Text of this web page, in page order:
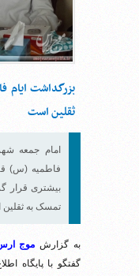
بزرگداشت
ثقلین است
امام جمعه
فاطمیه (س)
بیشتری قرار
تمسک به
به گزارش موج
گفتگو با پایگاه